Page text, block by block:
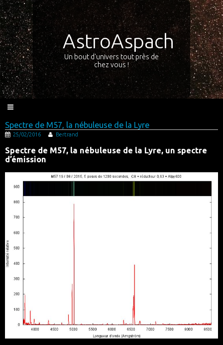
AstroAspach
Un bout d'univers tout près de
chez vous !
Spectre de M57, la nébuleuse de la Lyre
25/02/2016 Bertrand
Spectre de M57, la nébuleuse de la Lyre, un spectre
d’émission